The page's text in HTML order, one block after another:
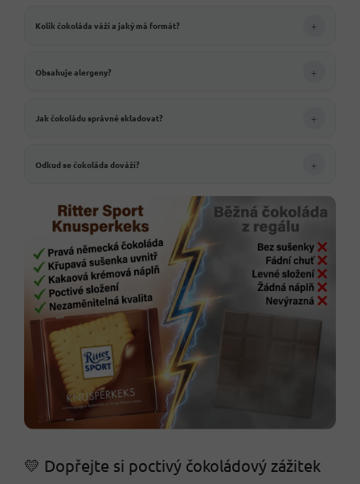
Kolik čokoláda váží a jaký má formát? +
Obsahuje alergeny? +
Jak čokoládu správně skladovat? +
Odkud se čokoláda dováží? +
💛 Dopřejte si poctivý čokoládový zážitek